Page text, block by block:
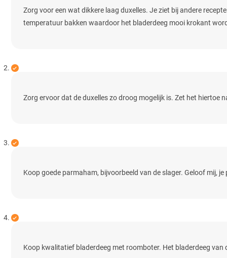
Zorg voor een wat dikkere laag duxelles. Je ziet bij andere
temperatuur bakken waardoor het bladerdeeg mooi krokant
Zorg ervoor dat de duxelles zo droog mogelijk is. Zet het hiertoe
Koop goede parmaham, bijvoorbeeld van de slager. Geloof mij,
Koop kwalitatief bladerdeeg met roomboter. Het bladerdeeg